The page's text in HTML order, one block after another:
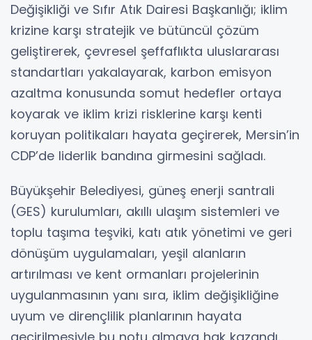
Değişikliği ve Sıfır Atık Dairesi Başkanlığı; iklim
krizine karşı stratejik ve bütüncül çözüm
geliştirerek, çevresel şeffaflıkta uluslararası
standartları yakalayarak, karbon emisyon
azaltma konusunda somut hedefler ortaya
koyarak ve iklim krizi risklerine karşı kenti
koruyan politikaları hayata geçirerek, Mersin’in
CDP’de liderlik bandına girmesini sağladı.
Büyükşehir Belediyesi, güneş enerji santrali
(GES) kurulumları, akıllı ulaşım sistemleri ve
toplu taşıma teşviki, katı atık yönetimi ve geri
dönüşüm uygulamaları, yeşil alanların
artırılması ve kent ormanları projelerinin
uygulanmasının yanı sıra, iklim değişikliğine
uyum ve dirençlilik planlarının hayata